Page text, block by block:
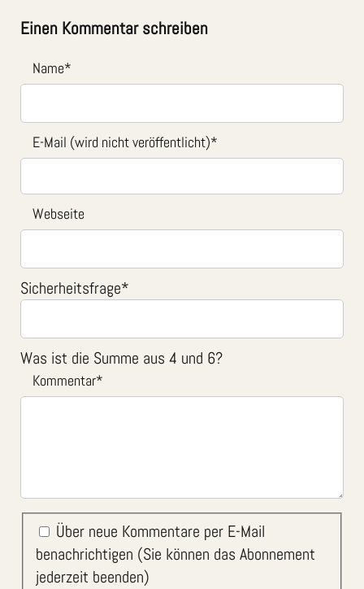
Einen Kommentar schreiben
Name*
E-Mail (wird nicht veröffentlicht)*
Webseite
Sicherheitsfrage*
Was ist die Summe aus 4 und 6?
Kommentar*
Über neue Kommentare per E-Mail
benachrichtigen (Sie können das Abonnement
jederzeit beenden)